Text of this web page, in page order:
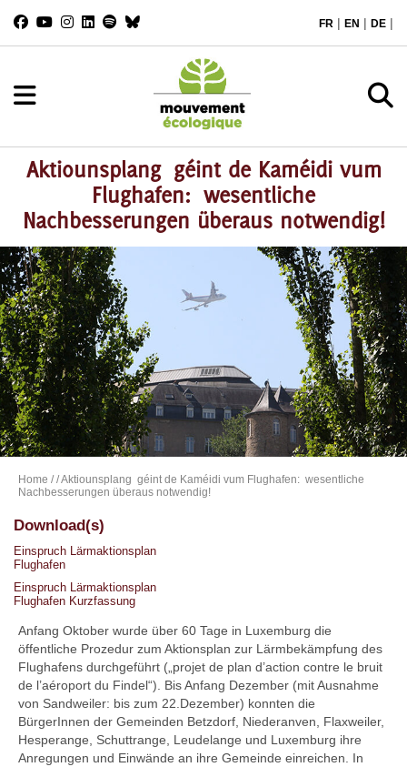
FR | EN | DE |
Aktiounsplang géint de Kaméidi vum
Flughafen: wesentliche
Nachbesserungen überaus notwendig!
Home // Aktiounsplang géint de Kaméidi vum Flughafen: wesentliche
Nachbesserungen überaus notwendig!
Download(s)
Einspruch Lärmaktionsplan
Flughafen
Einspruch Lärmaktionsplan
Flughafen Kurzfassung
Anfang Oktober wurde über 60 Tage in Luxemburg die
öffentliche Prozedur zum Aktionsplan zur Lärmbekämpfung des
Flughafens durchgeführt („projet de plan d’action contre le bruit
de l’aéroport du Findel“). Bis Anfang Dezember (mit Ausnahme
von Sandweiler: bis zum 22.Dezember) konnten die
BürgerInnen der Gemeinden Betzdorf, Niederanven, Flaxweiler,
Hesperange, Schuttrange, Leudelange und Luxemburg ihre
Anregungen und Einwände an ihre Gemeinde einreichen. In